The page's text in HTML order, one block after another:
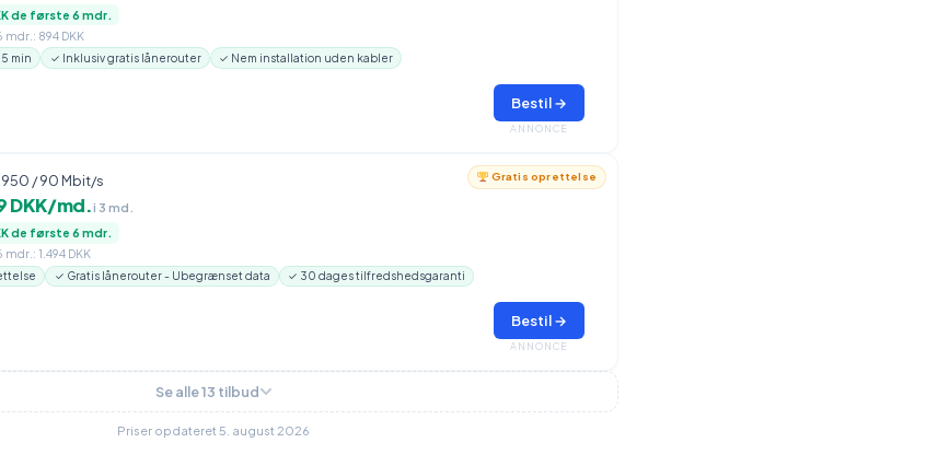
de første 6 mdr.
mdr.: 894 DKK
min ✓ Inklusiv gratis lånerouter ✓ Nem installation uden kabler
Bestil →
ANNONCE
Gratis oprettelse
950 / 90 Mbit/s
DKK/md.i 3 md.
de første 6 mdr.
1.494 DKK
✓ Gratis lånerouter - Ubegrænset data ✓ 30 dages tilfredshedsgaranti
Bestil →
ANNONCE
Se alle 13 tilbud
Priser opdateret 5. august 2026